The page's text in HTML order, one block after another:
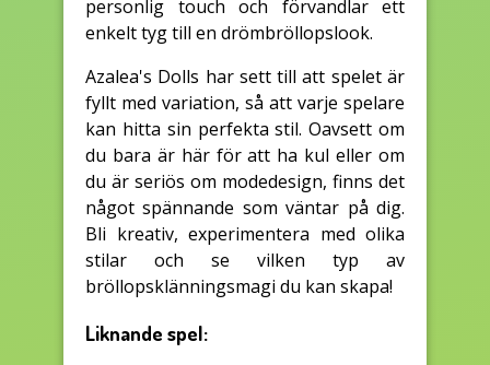
personlig touch och förvandlar ett
enkelt tyg till en drömbröllopslook.
Azalea's Dolls har sett till att spelet är
fyllt med variation, så att varje spelare
kan hitta sin perfekta stil. Oavsett om
du bara är här för att ha kul eller om
du är seriös om modedesign, finns det
något spännande som väntar på dig.
Bli kreativ, experimentera med olika
stilar och se vilken typ av
bröllopsklänningsmagi du kan skapa!
Liknande spel: